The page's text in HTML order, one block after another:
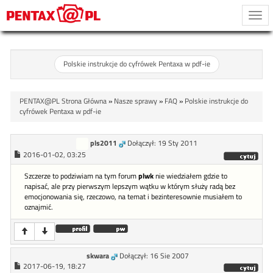
Polskie instrukcje do cyfrówek Pentaxa w pdf-ie
PENTAX@PL Strona Główna» Nasze sprawy» FAQ» Polskie instrukcje do
cyfrówek Pentaxa w pdf-ie
pls2011
Dołączył: 19 Sty 2011
2016-01-02, 03:25
Szczerze to podziwiam na tym forumplwknie wiedziałem gdzie to
napisać, ale przy pierwszym lepszym wątku w którym służy radą bez
emocjonowania się, rzeczowo, na temat i bezinteresownie musiałem to
oznajmić.
skwara
Dołączył: 16 Sie 2007
2017-06-19, 18:27